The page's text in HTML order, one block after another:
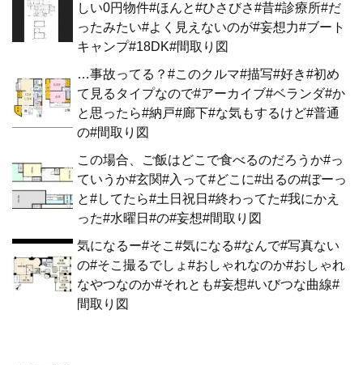
しい0円物件#ほんと#ひさびさ#昔#診療所#だ
ったみたい#よく見えないのが#妄想力#ブート
キャンプ#18DK#間取り図
…事故ってる？#このクルマ#描写#好き#初め
て見るタイプなので#アーカイブ#ベランダ#か
と思ったら#納戸#廊下#な気もするけど#普通
の#間取り図
この場合、ご飯はどこで食べるのだろうか#っ
ていうか#玄関#入って#どこに#出るの#ぼーっ
と#してたら#土日祝日#終わってた#我にかえ
った#水曜日#の#妄想#間取り図
気になるー#そこ#気になる#なんで#写真ない
の#そこ撮るでしょ#おしゃれなのか#おしゃれ
なやつなのか#それとも#妄想#いびつな曲線#
間取り図